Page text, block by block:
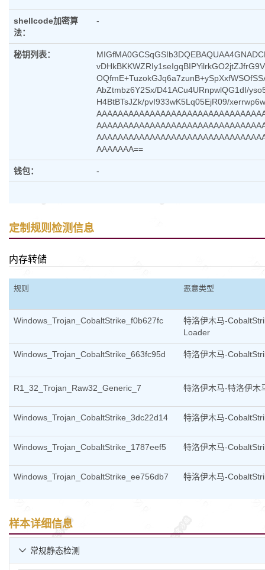
shellcode加密算
法：
-
秘钥列表：
AbZtmbz6Y2Sx/D41ACu4URnpwlQG1dI/
H4BtBTsJZk/pvI933wK5Lq05EjR09/
AAAAAAA==
钱包： -
定制规则检测信息
内存转储
规则 恶意类型
Windows_Trojan_CobaltStrike_f0b627fc
特洛伊木马-
Loader
Windows_Trojan_CobaltStrike_663fc95d 特洛伊木马-
R1_32_Trojan_Raw32_Generic_7 特洛伊木马-特洛伊木
Windows_Trojan_CobaltStrike_3dc22d14 特洛伊木马-
Windows_Trojan_CobaltStrike_1787eef5 特洛伊木马-
Windows_Trojan_CobaltStrike_ee756db7 特洛伊木马-
样本详细信息
常规静态检测
